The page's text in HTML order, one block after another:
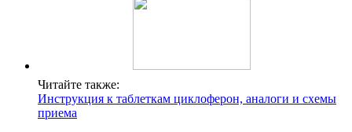
Читайте также:
Инструкция к таблеткам циклоферон, аналоги и схемы
приема